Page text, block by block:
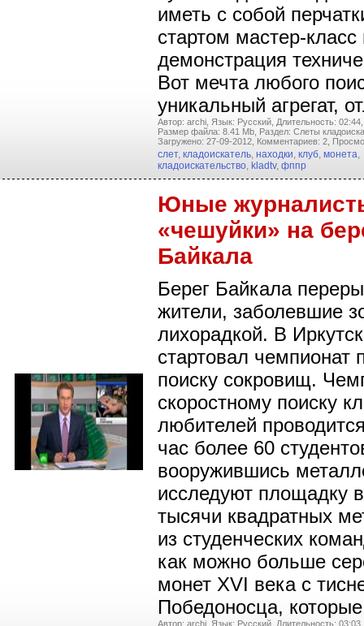
иметь с собой
стартом мастер-класс
демонстрация
Вот мечта любого
уникальный агрегат,
Автор: archi, Язык: Русский, Длительность: 02:44,
Размер файла: 8.41 Mb, Раздел: Слеты
Загружено: 27-09-2012, Комментариев: 2,
слет, кладоискатель, находки, клуб, монета,
кладоискательство, kladtv, фппр
Юные
«чешуйки» на
Байкала
Берег Байкала
жители, заболевшие
лихорадкой. В
стартовал чемпионат
поиску сокровищ.
скоростному поиску
любителей
час более 60
вооружившись
исследуют площадку
тысячи квадратных
из студенческих
как можно больше
монет XVI века с
Победоносца,
Автор: archi, Язык: Русский, Длительность: 03:03,